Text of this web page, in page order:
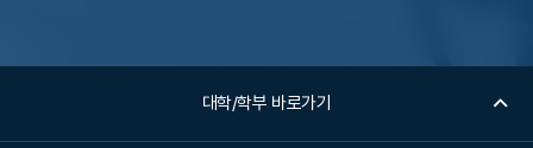
대학/학부 바로가기